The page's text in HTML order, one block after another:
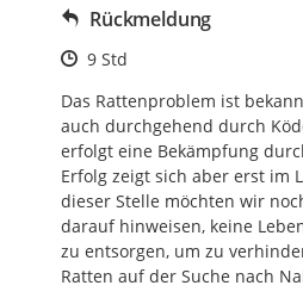
Rückmeldung
Zeitpunkt des Erstellens
9 Std
Das Rattenproblem ist
auch durchgehend durch
erfolgt eine Bekämpfung
Erfolg zeigt sich aber erst im
dieser Stelle möchten wir
darauf hinweisen, keine
zu entsorgen, um zu
Ratten auf der Suche nach